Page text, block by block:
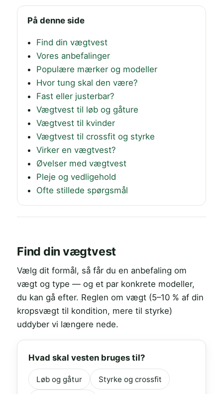
På denne side
Find din vægtvest
Vores anbefalinger
Populære mærker og modeller
Hvor tung skal den være?
Fast eller justerbar?
Vægtvest til løb og gåture
Vægtvest til kvinder
Vægtvest til crossfit og styrke
Virker en vægtvest?
Øvelser med vægtvest
Pleje og vedligehold
Ofte stillede spørgsmål
Find din vægtvest
Vælg dit formål, så får du en anbefaling om
vægt og type — og et par konkrete modeller,
du kan gå efter. Reglen om vægt (5–10 % af din
kropsvægt til kondition, mere til styrke)
uddyber vi længere nede.
Hvad skal vesten bruges til?
Løb og gåtur Styrke og crossfit